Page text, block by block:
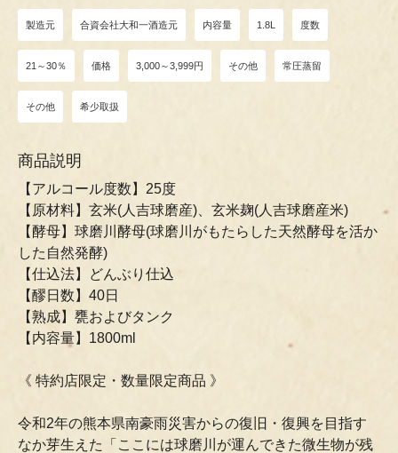
製造元 合資会社大和一酒造元 内容量 1.8L 度数
21～30％ 価格 3,000～3,999円 その他 常圧蒸留
その他 希少取扱
商品説明
【アルコール度数】25度
【原材料】玄米(人吉球磨産)、玄米麹(人吉球磨産米)
【酵母】球磨川酵母(球磨川がもたらした天然酵母を活か
した自然発酵)
【仕込法】どんぶり仕込
【醪日数】40日
【熟成】甕およびタンク
【内容量】1800ml
《 特約店限定・数量限定商品 》
令和2年の熊本県南豪雨災害からの復旧・復興を目指す
なか芽生えた「ここには球磨川が運んできた微生物が残